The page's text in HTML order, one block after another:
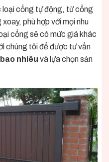
cổng tự động, từ cổng
phù hợp với mọi nhu
cổng sẽ có mức giá khác
chúng tôi để được tư vấn
nhiêu và lựa chọn sản